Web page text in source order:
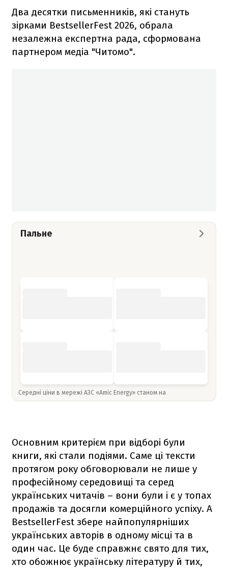
Два десятки письменників, які стануть
зірками BestsellerFest 2026, обрала
незалежна експертна рада, сформована
партнером медіа "Читомо".
Пальне
Середні ціни в мережі АЗС «Amic Energy» станом на
Основним критерієм при відборі були
книги, які стали подіями. Саме ці тексти
протягом року обговорювали не лише у
професійному середовищі та серед
українських читачів – вони були і є у топах
продажів та досягли комерційного успіху. А
BestsellerFest збере найпопулярніших
українських авторів в одному місці та в
один час. Це буде справжнє свято для тих,
хто обожнює українську літературу й тих,